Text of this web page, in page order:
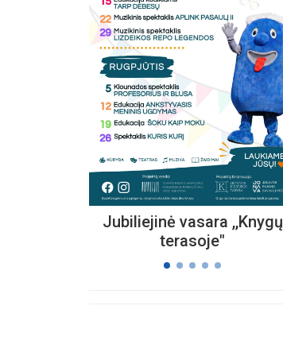
Jubiliejinė vasara ,,Knygų
terasoje"